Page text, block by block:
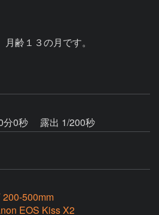
齢１３の月です。
分0秒
露出 1/200秒
200-500mm
EOS Kiss X2